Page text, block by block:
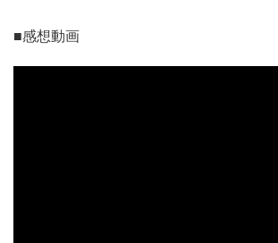
■感想動画